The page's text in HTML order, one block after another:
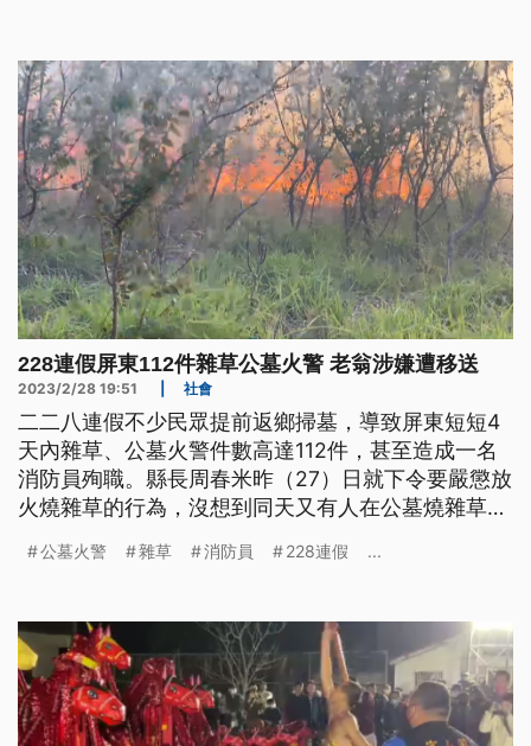
228連假屏東112件雜草公墓火警 老翁涉嫌遭移送
2023/2/28 19:51 社會
二二八連假不少民眾提前返鄉掃墓，導致屏東短短4
天內雜草、公墓火警件數高達112件，甚至造成一名
消防員殉職。縣長周春米昨（27）日就下令要嚴懲放
火燒雜草的行為，沒想到同天又有人在公墓燒雜草被
辦。
公墓火警 雜草 消防員 228連假 ...